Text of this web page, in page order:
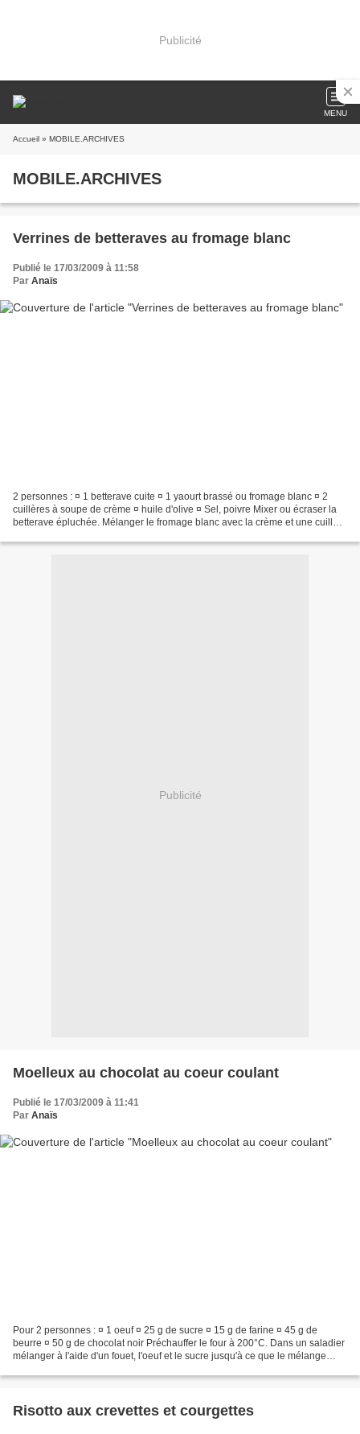
Publicité
MENU
Accueil » MOBILE.ARCHIVES
MOBILE.ARCHIVES
Verrines de betteraves au fromage blanc
Publié le 17/03/2009 à 11:58
Par Anaïs
2 personnes : ¤ 1 betterave cuite ¤ 1 yaourt brassé ou fromage blanc ¤ 2
cuillères à soupe de crème ¤ huile d'olive ¤ Sel, poivre Mixer ou écraser la
betterave épluchée. Mélanger le fromage blanc avec la crème et une cuillère
Publicité
Moelleux au chocolat au coeur coulant
Publié le 17/03/2009 à 11:41
Par Anaïs
Pour 2 personnes : ¤ 1 oeuf ¤ 25 g de sucre ¤ 15 g de farine ¤ 45 g de
beurre ¤ 50 g de chocolat noir Préchauffer le four à 200°C. Dans un saladier
mélanger à l'aide d'un fouet, l'oeuf et le sucre jusqu'à ce que le mélange
Risotto aux crevettes et courgettes